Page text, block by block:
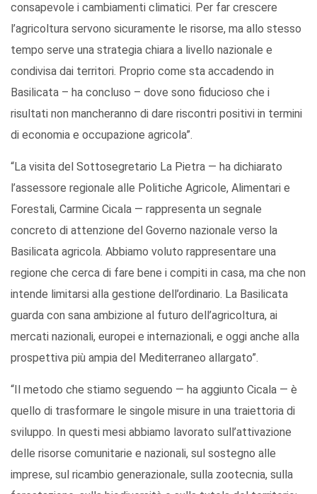
consapevole i cambiamenti climatici. Per far crescere
l’agricoltura servono sicuramente le risorse, ma allo stesso
tempo serve una strategia chiara a livello nazionale e
condivisa dai territori. Proprio come sta accadendo in
Basilicata – ha concluso – dove sono fiducioso che i
risultati non mancheranno di dare riscontri positivi in termini
di economia e occupazione agricola”.
“La visita del Sottosegretario La Pietra — ha dichiarato
l’assessore regionale alle Politiche Agricole, Alimentari e
Forestali, Carmine Cicala — rappresenta un segnale
concreto di attenzione del Governo nazionale verso la
Basilicata agricola. Abbiamo voluto rappresentare una
regione che cerca di fare bene i compiti in casa, ma che non
intende limitarsi alla gestione dell’ordinario. La Basilicata
guarda con sana ambizione al futuro dell’agricoltura, ai
mercati nazionali, europei e internazionali, e oggi anche alla
prospettiva più ampia del Mediterraneo allargato”.
“Il metodo che stiamo seguendo — ha aggiunto Cicala — è
quello di trasformare le singole misure in una traiettoria di
sviluppo. In questi mesi abbiamo lavorato sull’attivazione
delle risorse comunitarie e nazionali, sul sostegno alle
imprese, sul ricambio generazionale, sulla zootecnia, sulla